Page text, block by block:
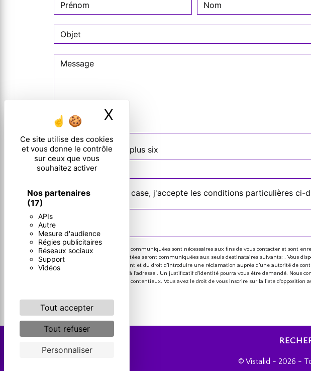
Ce site utilise des cookies
et vous donne le contrôle
sur ceux que vous
souhaitez activer
Nos partenaires
(17)
APIs
Autre
Mesure d'audience
Régies publicitaires
Réseaux sociaux
Support
Vidéos
Tout accepter
Tout refuser
Personnaliser
X
Combien font deux plus six
En cochant cette case, j'accepte les conditions particulières ci-
** Les données personnelles communiquées sont nécessaires aux fins de vous contacter et sont
message. Les données collectées seront communiquées aux seuls destinataires suivants: . Vous
consentement à tout moment et du droit d’introduire une réclamation auprès d’une autorité de
ou par courrier électronique à l'adresse . Un justificatif d'identité pourra vous être demandé. Nous
probatoires et de gestion des contentieux. Vous avez le droit de vous inscrire sur la liste
© Vistalid - 2026 -